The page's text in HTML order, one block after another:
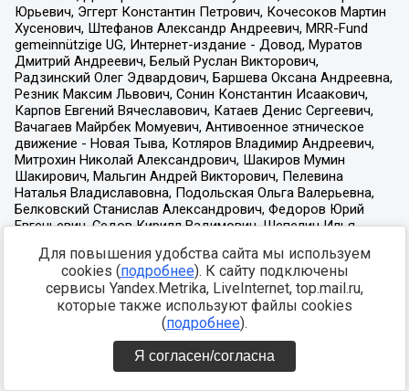
Для повышения удобства сайта мы используем
cookies (подробнее). К сайту подключены
сервисы Yandex.Metrika, LiveInternet, top.mail.ru,
которые также используют файлы cookies
(подробнее).
Я согласен/согласна